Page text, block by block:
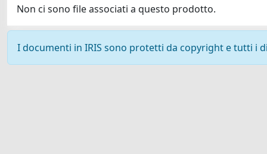
Non ci sono file associati a questo prodotto.
I documenti in IRIS sono protetti da copyright e tutti i